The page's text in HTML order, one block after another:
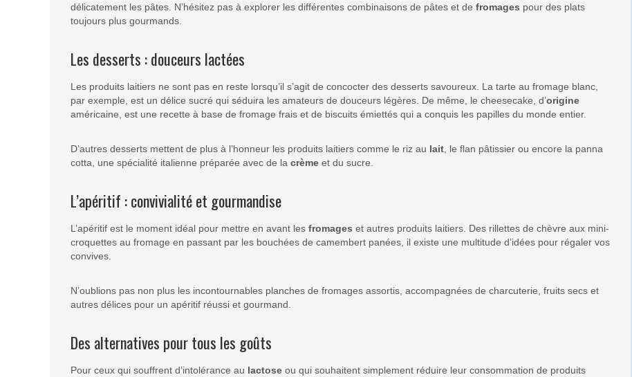
délicatement les pâtes. N’hésitez pas à explorer les différentes combinaisons de pâtes et de fromages pour des plats
toujours plus gourmands.
Les desserts : douceurs lactées
Les produits laitiers ne sont pas en reste lorsqu’il s’agit de concocter des desserts savoureux. La tarte au fromage blanc,
par exemple, est un délice sucré qui séduira les amateurs de douceurs légères. De même, le cheesecake, d’origine
américaine, est une recette à base de fromage frais et de biscuits émiettés qui a conquis les papilles du monde entier.
D’autres desserts mettent de plus à l’honneur les produits laitiers comme le riz au lait , le flan pâtissier ou encore la panna
cotta, une spécialité italienne préparée avec de la crème et du sucre.
L’apéritif : convivialité et gourmandise
L’apéritif est le moment idéal pour mettre en avant les fromages et autres produits laitiers. Des rillettes de chèvre aux mini-
croquettes au fromage en passant par les bouchées de camembert panées, il existe une multitude d’idées pour régaler vos
convives.
N’oublions pas non plus les incontournables planches de fromages assortis, accompagnées de charcuterie, fruits secs et
autres délices pour un apéritif réussi et gourmand.
Des alternatives pour tous les goûts
Pour ceux qui souffrent d’intolérance au lactose ou qui souhaitent simplement réduire leur consommation de produits